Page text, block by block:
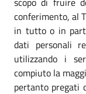
conferimento, al
in tutto o in
dati personali
utilizzando i
compiuto la
pertanto pregati